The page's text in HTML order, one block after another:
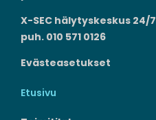
X-SEC hälytyskeskus 24/7
puh. 010 571 0126
Evästeasetukset
Etusivu